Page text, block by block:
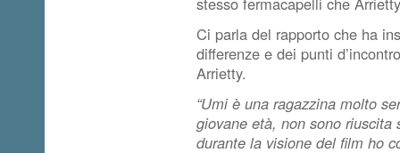
Ci parla del rapporto che ha
differenze e dei punti
Arrietty.
“Umi è una ragazzina molto
giovane età, non sono
durante la visione del film ho